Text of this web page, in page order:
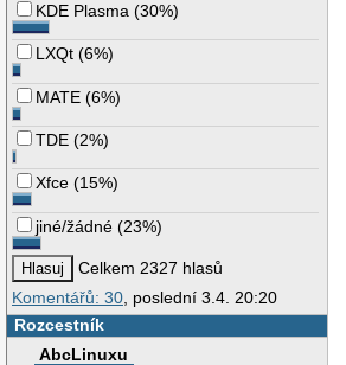
KDE Plasma (30%)
LXQt (6%)
MATE (6%)
TDE (2%)
Xfce (15%)
jiné/žádné (23%)
Celkem 2327 hlasů
Komentářů: 30, poslední 3.4. 20:20
Rozcestník
AbcLinuxu